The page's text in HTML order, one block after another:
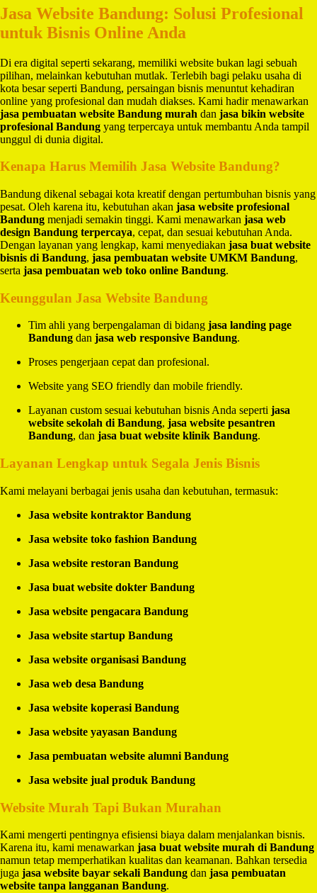
Jasa Website Bandung: Solusi Profesional
untuk Bisnis Online Anda
Di era digital seperti sekarang, memiliki website bukan lagi sebuah
pilihan, melainkan kebutuhan mutlak. Terlebih bagi pelaku usaha di
kota besar seperti Bandung, persaingan bisnis menuntut kehadiran
online yang profesional dan mudah diakses. Kami hadir menawarkan
jasa pembuatan website Bandung murah dan jasa bikin website
profesional Bandung yang terpercaya untuk membantu Anda tampil
unggul di dunia digital.
Kenapa Harus Memilih Jasa Website Bandung?
Bandung dikenal sebagai kota kreatif dengan pertumbuhan bisnis yang
pesat. Oleh karena itu, kebutuhan akan jasa website profesional
Bandung menjadi semakin tinggi. Kami menawarkan jasa web
design Bandung terpercaya, cepat, dan sesuai kebutuhan Anda.
Dengan layanan yang lengkap, kami menyediakan jasa buat website
bisnis di Bandung, jasa pembuatan website UMKM Bandung,
serta jasa pembuatan web toko online Bandung.
Keunggulan Jasa Website Bandung
Tim ahli yang berpengalaman di bidang jasa landing page
Bandung dan jasa web responsive Bandung.
Proses pengerjaan cepat dan profesional.
Website yang SEO friendly dan mobile friendly.
Layanan custom sesuai kebutuhan bisnis Anda seperti jasa
website sekolah di Bandung, jasa website pesantren
Bandung, dan jasa buat website klinik Bandung.
Layanan Lengkap untuk Segala Jenis Bisnis
Kami melayani berbagai jenis usaha dan kebutuhan, termasuk:
Jasa website kontraktor Bandung
Jasa website toko fashion Bandung
Jasa website restoran Bandung
Jasa buat website dokter Bandung
Jasa website pengacara Bandung
Jasa website startup Bandung
Jasa website organisasi Bandung
Jasa web desa Bandung
Jasa website koperasi Bandung
Jasa website yayasan Bandung
Jasa pembuatan website alumni Bandung
Jasa website jual produk Bandung
Website Murah Tapi Bukan Murahan
Kami mengerti pentingnya efisiensi biaya dalam menjalankan bisnis.
Karena itu, kami menawarkan jasa buat website murah di Bandung
namun tetap memperhatikan kualitas dan keamanan. Bahkan tersedia
juga jasa website bayar sekali Bandung dan jasa pembuatan
website tanpa langganan Bandung.